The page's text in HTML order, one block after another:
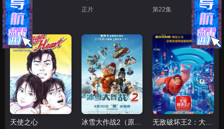
第24话 正片 第22集
天使之心 冰雪大作战2（原声版）